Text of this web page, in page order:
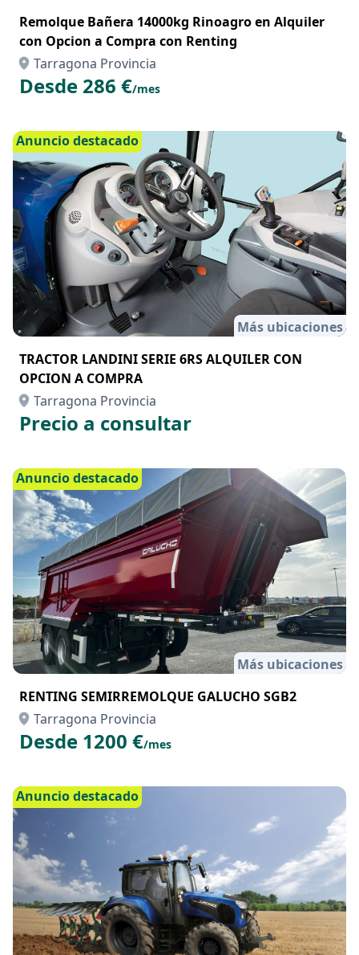
Remolque Bañera 14000kg Rinoagro en Alquiler
con Opcion a Compra con Renting
Tarragona Provincia
Desde 286 €/mes
Anuncio destacado
Más ubicaciones
TRACTOR LANDINI SERIE 6RS ALQUILER CON
OPCION A COMPRA
Tarragona Provincia
Precio a consultar
Anuncio destacado
Más ubicaciones
RENTING SEMIRREMOLQUE GALUCHO SGB2
Tarragona Provincia
Desde 1200 €/mes
Anuncio destacado